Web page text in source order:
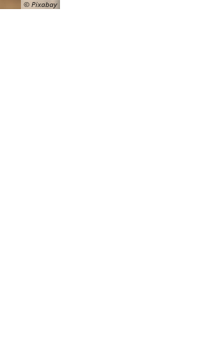
© Pixabay